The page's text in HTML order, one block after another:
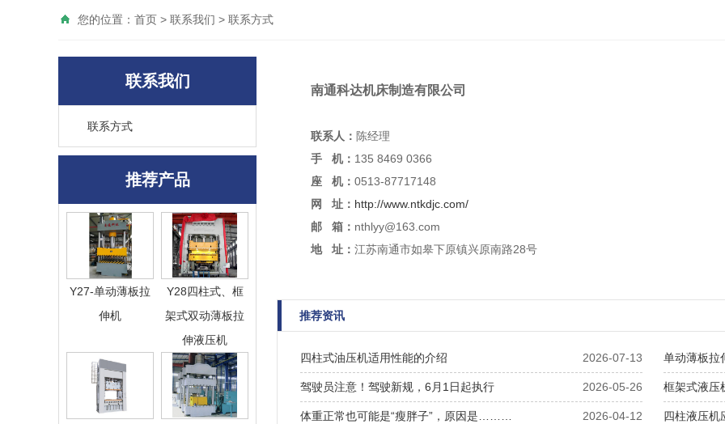
您的位置： 首页 > 联系我们 > 联系方式
联系我们
联系方式
推荐产品
Y27-单动薄板拉
伸机
Y28四柱式、框
架式双动薄板拉
伸液压机
南通科达机床制造有限公司
联系人： 陈经理
手 机： 135 8469 0366
座 机： 0513-87717148
网 址： http://www.ntkdjc.com/
邮 箱： nthlyy@163.com
地 址： 江苏南通市如皋下原镇兴原南路28号
推荐资讯
2026-07-13
四柱式油压机适用性能的介绍 单动薄板拉
2026-05-26
驾驶员注意！驾驶新规，6月1日起执行 框架式液压
2026-04-12
体重正常也可能是“瘦胖子”，原因是……… 四柱液压机